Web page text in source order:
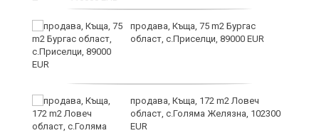
продава, Къща, 75 m2 Бургас
област, с.Приселци, 89000 EUR
продава, Къща, 172 m2 Ловеч
област, с.Голяма Желязна, 102300
EUR